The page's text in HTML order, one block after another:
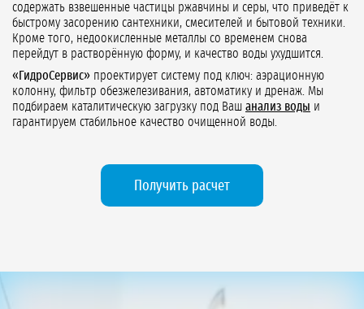
содержать взвешенные частицы ржавчины и серы, что приведёт к
быстрому засорению сантехники, смесителей и бытовой техники.
Кроме того, недоокисленные металлы со временем снова
перейдут в растворённую форму, и качество воды ухудшится.
«ГидроСервис» проектирует систему под ключ: аэрационную
колонну, фильтр обезжелезивания, автоматику и дренаж. Мы
подбираем каталитическую загрузку под Ваш анализ воды и
гарантируем стабильное качество очищенной воды.
Получить расчет